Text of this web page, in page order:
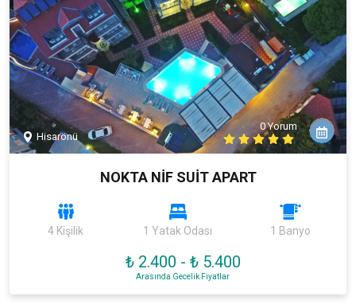
Hisarönü
0 Yorum
NOKTA NİF SUİT APART
4 Kişilik 1 Yatak Odası 1 Banyo
₺ 2.400 - ₺ 5.400
Arasında Gecelik Fiyatlar